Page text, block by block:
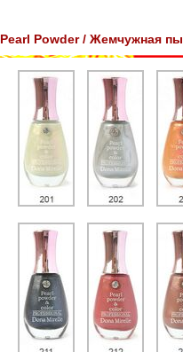
Pearl Powder / Жемчужная